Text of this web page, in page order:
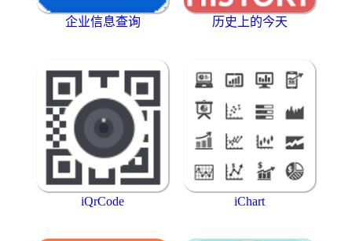
企业信息查询 历史上的今天
iQrCode iChart